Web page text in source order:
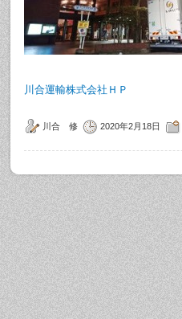
川合運輸株式会社ＨＰ
川合 修 2020年2月18日